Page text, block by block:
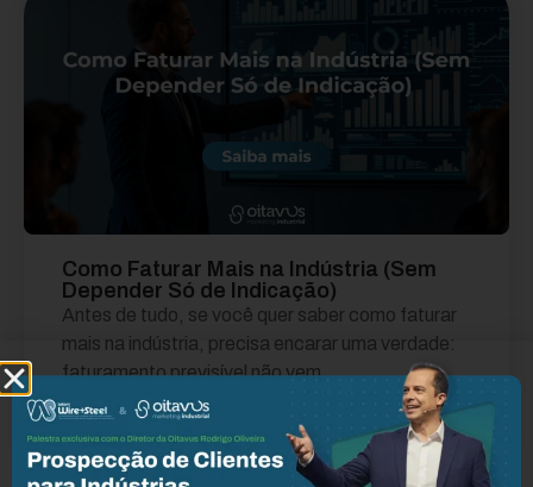
Como Faturar Mais na Indústria (Sem
Depender Só de Indicação)
Antes de tudo, se você quer saber como faturar
mais na indústria, precisa encarar uma verdade:
faturamento previsível não vem...
Leia mais